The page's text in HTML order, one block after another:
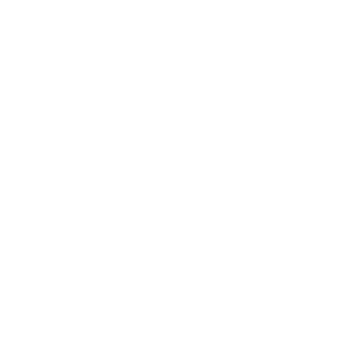
Arasa. Leia nossos conteúdos!
Arasa. Leia nossos conteúdos!